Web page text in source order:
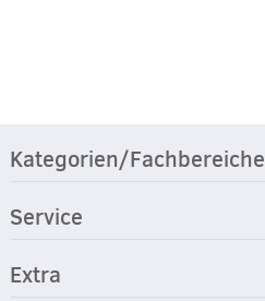
Kategorien/Fachbereiche
Service
Extra